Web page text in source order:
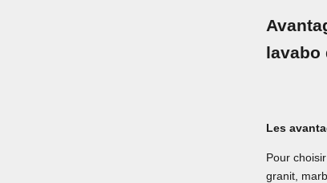
lavabo
Les
Pour
granit,